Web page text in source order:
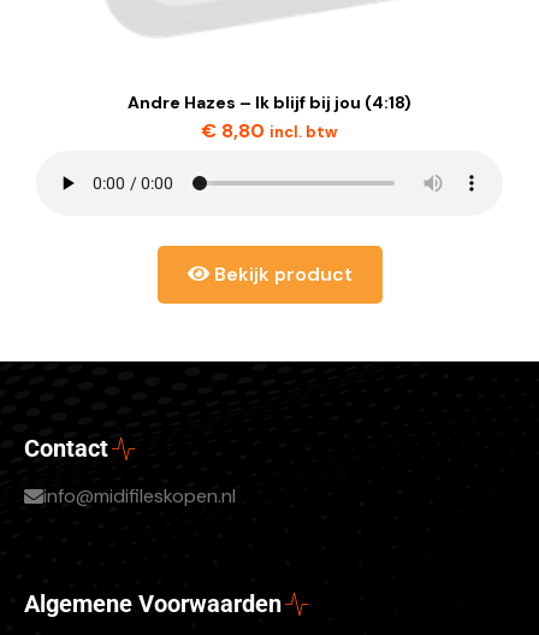
Andre Hazes – Ik blijf bij jou (4:18)
€ 8,80 incl. btw
Bekijk product
Contact
info@midifileskopen.nl
Algemene Voorwaarden